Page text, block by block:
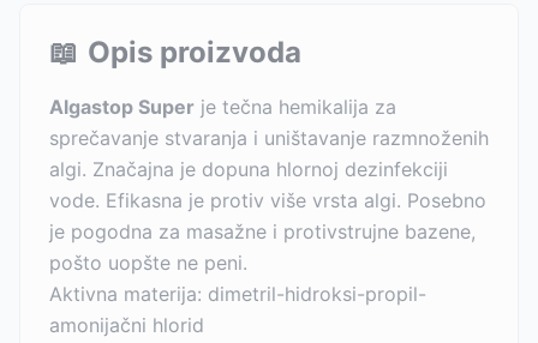
📖 Opis proizvoda
Algastop Super je tečna hemikalija za
sprečavanje stvaranja i uništavanje razmnoženih
algi. Značajna je dopuna hlornoj dezinfekciji
vode. Efikasna je protiv više vrsta algi. Posebno
je pogodna za masažne i protivstrujne bazene,
pošto uopšte ne peni.
Aktivna materija: dimetril-hidroksi-propil-
amonijačni hlorid